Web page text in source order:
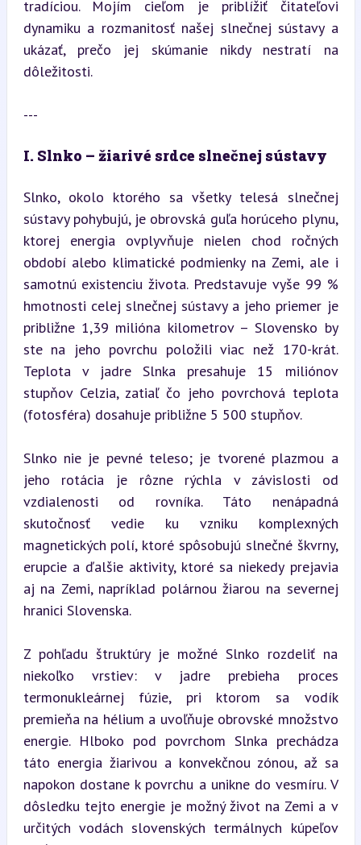
tradíciou. Mojím cieľom je priblížiť čitateľovi
dynamiku a rozmanitosť našej slnečnej sústavy a
ukázať, prečo jej skúmanie nikdy nestratí na
dôležitosti.
---
I. Slnko – žiarivé srdce slnečnej sústavy
Slnko, okolo ktorého sa všetky telesá slnečnej
sústavy pohybujú, je obrovská guľa horúceho plynu,
ktorej energia ovplyvňuje nielen chod ročných
období alebo klimatické podmienky na Zemi, ale i
samotnú existenciu života. Predstavuje vyše 99 %
hmotnosti celej slnečnej sústavy a jeho priemer je
približne 1,39 milióna kilometrov – Slovensko by
ste na jeho povrchu položili viac než 170-krát.
Teplota v jadre Slnka presahuje 15 miliónov
stupňov Celzia, zatiaľ čo jeho povrchová teplota
(fotosféra) dosahuje približne 5 500 stupňov.
Slnko nie je pevné teleso; je tvorené plazmou a
jeho rotácia je rôzne rýchla v závislosti od
vzdialenosti od rovníka. Táto nenápadná
skutočnosť vedie ku vzniku komplexných
magnetických polí, ktoré spôsobujú slnečné škvrny,
erupcie a ďalšie aktivity, ktoré sa niekedy prejavia
aj na Zemi, napríklad polárnou žiarou na severnej
hranici Slovenska.
Z pohľadu štruktúry je možné Slnko rozdeliť na
niekoľko vrstiev: v jadre prebieha proces
termonukleárnej fúzie, pri ktorom sa vodík
premieňa na hélium a uvoľňuje obrovské množstvo
energie. Hlboko pod povrchom Slnka prechádza
táto energia žiarivou a konvekčnou zónou, až sa
napokon dostane k povrchu a unikne do vesmíru. V
dôsledku tejto energie je možný život na Zemi a v
určitých vodách slovenských termálnych kúpeľov